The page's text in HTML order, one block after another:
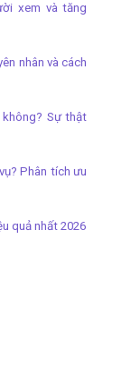
xem và tăng
nhân và cách
Sự thật
Phân tích ưu
quả nhất 2026